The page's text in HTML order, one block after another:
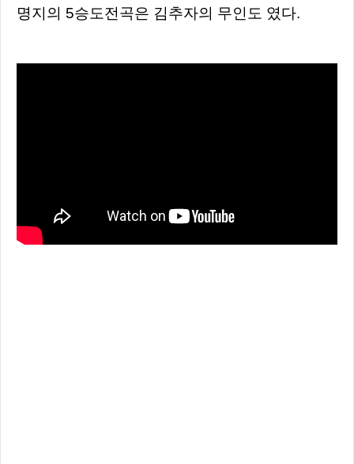
명지의 5승도전곡은 김추자의 무인도 였다.